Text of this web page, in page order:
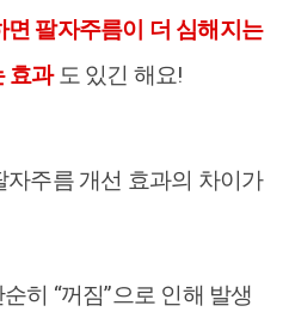
팔자주름이 더 심해지는
효과 도 있긴 해요!
자주름 개선 효과의 차이가
히 “꺼짐”으로 인해 발생